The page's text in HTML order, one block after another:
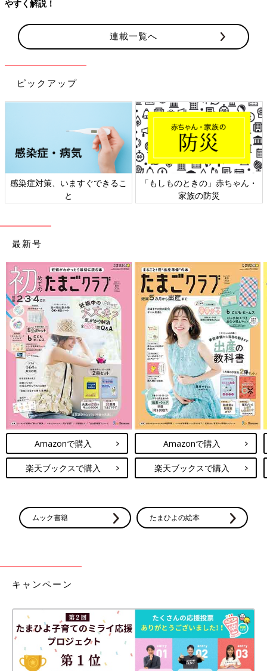
やすく解説！
連載一覧へ
ピックアップ
感染症対策、いますぐできるこ
と
「もしものときの」赤ちゃん・
家族の防災
最新号
Amazonで購入
楽天ブックスで購入
Amazonで購入
楽天ブックスで購入
ムック書籍 たまひよの絵本
キャンペーン